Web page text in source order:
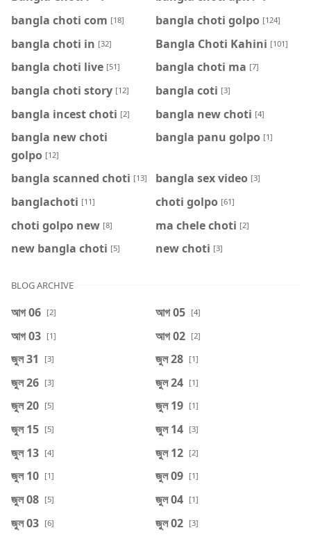
bangla choti com [18] bangla choti golpo [124]
bangla choti in [32] Bangla Choti Kahini [101]
bangla choti live [51] bangla choti ma [7]
bangla choti story [12] bangla coti [3]
bangla incest choti [2] bangla new choti [4]
bangla new choti
golpo [12]
bangla panu golpo [1]
bangla scanned choti [13] bangla sex video [3]
banglachoti [11] choti golpo [61]
choti golpo new [8] ma chele choti [2]
new bangla choti [5] new choti [3]
BLOG ARCHIVE
আগ 06 [2] আগ 05 [4]
আগ 03 [1] আগ 02 [2]
জুল 31 [3] জুল 28 [1]
জুল 26 [3] জুল 24 [1]
জুল 20 [5] জুল 19 [1]
জুল 15 [5] জুল 14 [3]
জুল 13 [4] জুল 12 [2]
জুল 10 [1] জুল 09 [1]
জুল 08 [5] জুল 04 [1]
জুল 03 [6] জুল 02 [3]